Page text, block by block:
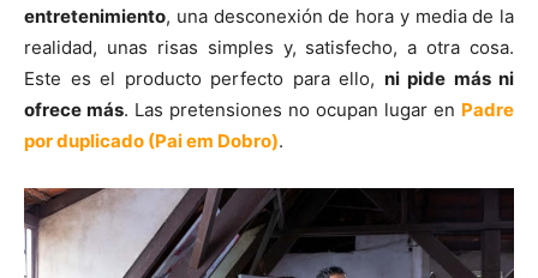
entretenimiento, una desconexión de hora y media de la
realidad, unas risas simples y, satisfecho, a otra cosa.
Este es el producto perfecto para ello, ni pide más ni
ofrece más. Las pretensiones no ocupan lugar en Padre
por duplicado (Pai em Dobro).